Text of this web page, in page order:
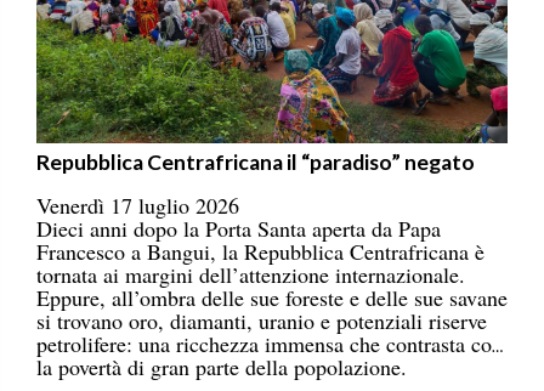
Repubblica Centrafricana il “paradiso” negato
Venerdì 17 luglio 2026
Dieci anni dopo la Porta Santa aperta da Papa
Francesco a Bangui, la Repubblica Centrafricana è
tornata ai margini dell’attenzione internazionale.
Eppure, all’ombra delle sue foreste e delle sue savane
si trovano oro, diamanti, uranio e potenziali riserve
petrolifere: una ricchezza immensa che contrasta con
la povertà di gran parte della popolazione.